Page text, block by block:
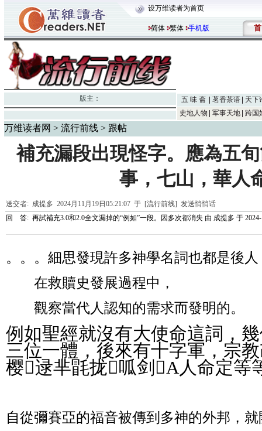
设万维读者为首页
简体 繁体 手机版 首
版主： 五 味 斋 茗香茶语
天下
史地人物
军事天地 跨国
万维读者网 > 流行前线 > 跟帖
補充漏段出現怪字。應為五
事，七山，華人
送交者: 成提多 2024月11月19日05:21:07 于 [流行前线] 发送悄悄话
回 答: 再試補充3.0和2.0全文漏掉的“例如”一段。因多次都消失 由 成提多 于
。。。細思發現許多神學名詞也都是後人
在救贖史發展過程中，
觀察當代人認知的需求而發明的。
例如聖經就沒有大使命這詞，
三位一體，後來有十字軍，宗
樱逯芈毷拢呱剑A人命定等
自從彌賽亞的福音被傳到多神的外邦，